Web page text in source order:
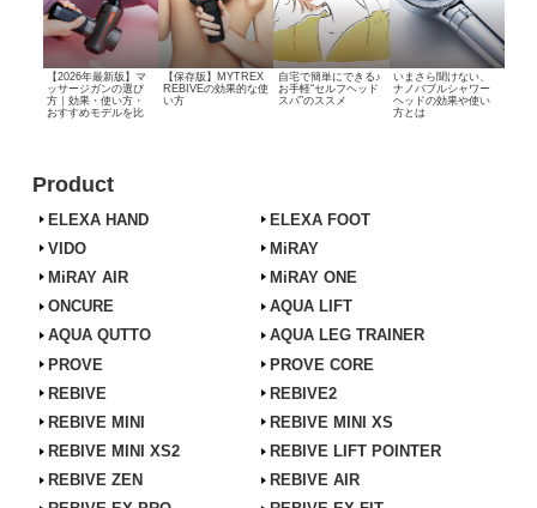
【2026年最新版】マ
ッサージガンの選び
方｜効果・使い方・
おすすめモデルを比
較
【保存版】MYTREX
REBIVEの効果的な使
い方
自宅で簡単にできる♪
お手軽“セルフヘッド
スパ”のススメ
いまさら聞けない、
ナノバブルシャワー
ヘッドの効果や使い
方とは
Product
ELEXA HAND
ELEXA FOOT
VIDO
MiRAY
MiRAY AIR
MiRAY ONE
ONCURE
AQUA LIFT
AQUA QUTTO
AQUA LEG TRAINER
PROVE
PROVE CORE
REBIVE
REBIVE2
REBIVE MINI
REBIVE MINI XS
REBIVE MINI XS2
REBIVE LIFT POINTER
REBIVE ZEN
REBIVE AIR